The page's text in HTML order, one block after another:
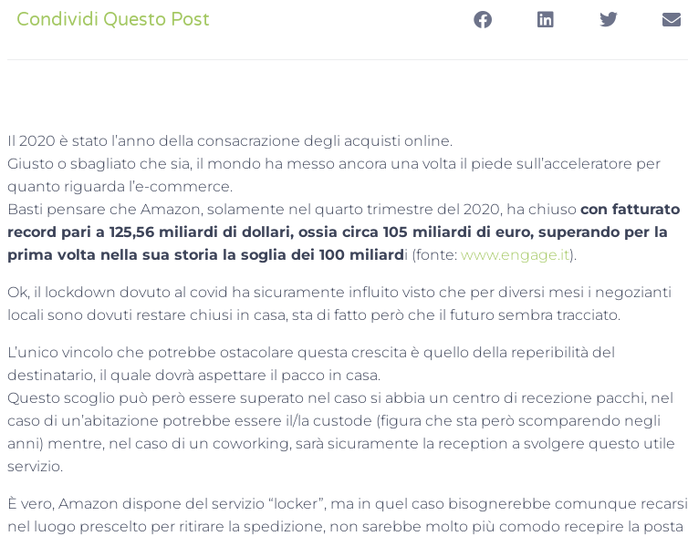
Condividi Questo Post
Il 2020 è stato l’anno della consacrazione degli acquisti online.
Giusto o sbagliato che sia, il mondo ha messo ancora una volta il piede sull’acceleratore per
quanto riguarda l’e-commerce.
Basti pensare che Amazon, solamente nel quarto trimestre del 2020, ha chiuso con fatturato
record pari a 125,56 miliardi di dollari, ossia circa 105 miliardi di euro, superando per la
prima volta nella sua storia la soglia dei 100 miliardi (fonte: www.engage.it).
Ok, il lockdown dovuto al covid ha sicuramente influito visto che per diversi mesi i negozianti
locali sono dovuti restare chiusi in casa, sta di fatto però che il futuro sembra tracciato.
L’unico vincolo che potrebbe ostacolare questa crescita è quello della reperibilità del
destinatario, il quale dovrà aspettare il pacco in casa.
Questo scoglio può però essere superato nel caso si abbia un centro di recezione pacchi, nel
caso di un’abitazione potrebbe essere il/la custode (figura che sta però scomparendo negli
anni) mentre, nel caso di un coworking, sarà sicuramente la reception a svolgere questo utile
servizio.
È vero, Amazon dispone del servizio “locker”, ma in quel caso bisognerebbe comunque recarsi
nel luogo prescelto per ritirare la spedizione, non sarebbe molto più comodo recepire la posta